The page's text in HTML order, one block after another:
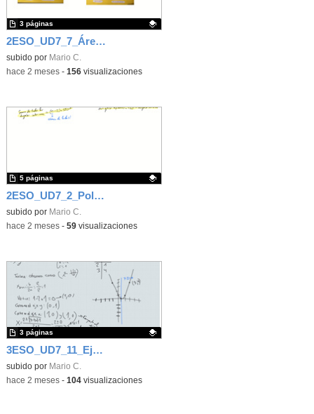
2ESO_UD7_7_Áreas de paralelogramos
Contenido educativo.
subido por Mario C.
3 páginas
-hace 2 meses- 156visualizaciones
2ESO_UD7_2_Polígonos
Contenido educativo.
subido por Mario C.
5 páginas
-hace 2 meses- 59visualizaciones
3ESO_UD7_11_Ejercicios de Función cuadrática
Contenido educativo.
subido por Mario C.
3 páginas
-hace 2 meses- 104visualizaciones